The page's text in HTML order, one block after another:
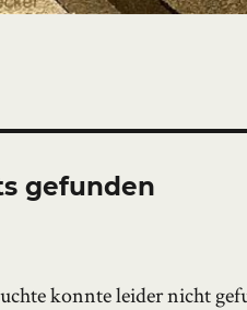
gefunden
konnte leider nicht